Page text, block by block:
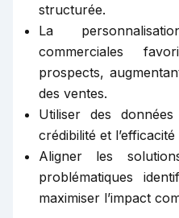
structurée.
La
commerciales
prospects,
des ventes.
Utiliser des
crédibilité et
Aligner les
problématiques
maximiser l’impact